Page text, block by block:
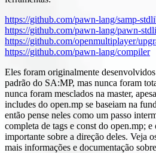
https://github.com/pawn-lang/samp-
https://github.com/pawn-lang/pawn-
https://github.com/openmultiplayer/
https://github.com/pawn-lang/compiler
Eles foram originalmente
padrão do SA:MP, mas nunca foram
nunca foram mesclados na master,
includes do open.mp se baseiam na
então pense neles como um passo
completa de tags e const do open.mp;
importante sobre a direção deles. Veja
mais informações e documentação